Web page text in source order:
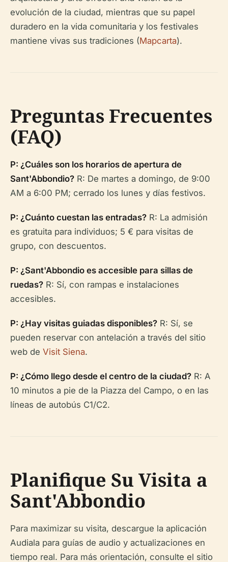
evolución de la ciudad, mientras que su papel
duradero en la vida comunitaria y los festivales
mantiene vivas sus tradiciones (Mapcarta).
Preguntas Frecuentes
(FAQ)
P: ¿Cuáles son los horarios de apertura de
Sant'Abbondio? R: De martes a domingo, de 9:00
AM a 6:00 PM; cerrado los lunes y días festivos.
P: ¿Cuánto cuestan las entradas? R: La admisión
es gratuita para individuos; 5 € para visitas de
grupo, con descuentos.
P: ¿Sant'Abbondio es accesible para sillas de
ruedas? R: Sí, con rampas e instalaciones
accesibles.
P: ¿Hay visitas guiadas disponibles? R: Sí, se
pueden reservar con antelación a través del sitio
web de Visit Siena.
P: ¿Cómo llego desde el centro de la ciudad? R: A
10 minutos a pie de la Piazza del Campo, o en las
líneas de autobús C1/C2.
Planifique Su Visita a
Sant'Abbondio
Para maximizar su visita, descargue la aplicación
Audiala para guías de audio y actualizaciones en
tiempo real. Para más orientación, consulte el sitio